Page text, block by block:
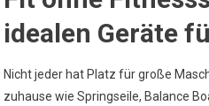
idealen Geräte
Nicht jeder hat Platz für große
zuhause wie Springseile, Balance